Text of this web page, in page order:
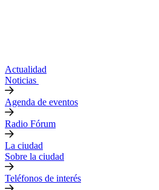
Actualidad
Noticias
Agenda de eventos
Radio Fórum
La ciudad
Sobre la ciudad
Teléfonos de interés